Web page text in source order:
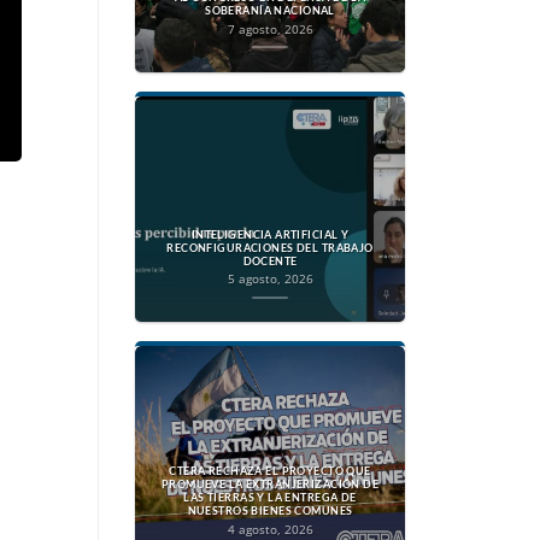
SOBERANÍA NACIONAL
7 agosto, 2026
INTELIGENCIA ARTIFICIAL Y
RECONFIGURACIONES DEL TRABAJO
DOCENTE
5 agosto, 2026
CTERA RECHAZA EL PROYECTO QUE
PROMUEVE LA EXTRANJERIZACIÓN DE
LAS TIERRAS Y LA ENTREGA DE
NUESTROS BIENES COMUNES
4 agosto, 2026